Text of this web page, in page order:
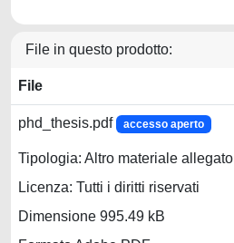
File in questo prodotto:
File
phd_thesis.pdf accesso aperto
Tipologia: Altro materiale allegato
Licenza: Tutti i diritti riservati
Dimensione 995.49 kB